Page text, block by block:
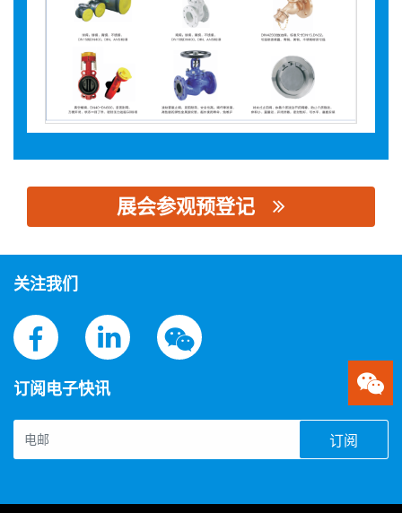
展会参观预登记
关注我们
订阅电子快讯
订阅